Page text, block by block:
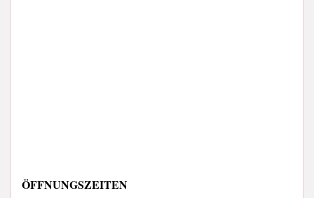
ÖFFNUNGSZEITEN